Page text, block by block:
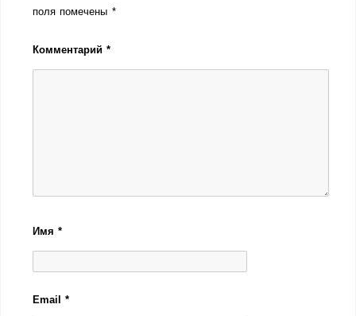
поля помечены *
Комментарий*
Имя*
Email*